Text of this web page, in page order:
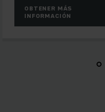
OBTENER MÁS
INFORMACIÓN